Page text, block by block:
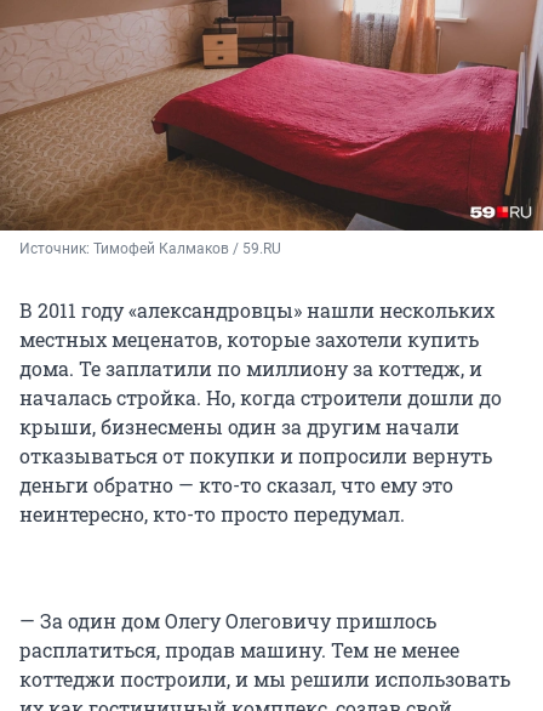
Источник: Тимофей Калмаков / 59.RU
В 2011 году «александровцы» нашли нескольких
местных меценатов, которые захотели купить
дома. Те заплатили по миллиону за коттедж, и
началась стройка. Но, когда строители дошли до
крыши, бизнесмены один за другим начали
отказываться от покупки и попросили вернуть
деньги обратно — кто-то сказал, что ему это
неинтересно, кто-то просто передумал.
— За один дом Олегу Олеговичу пришлось
расплатиться, продав машину. Тем не менее
коттеджи построили, и мы решили использовать